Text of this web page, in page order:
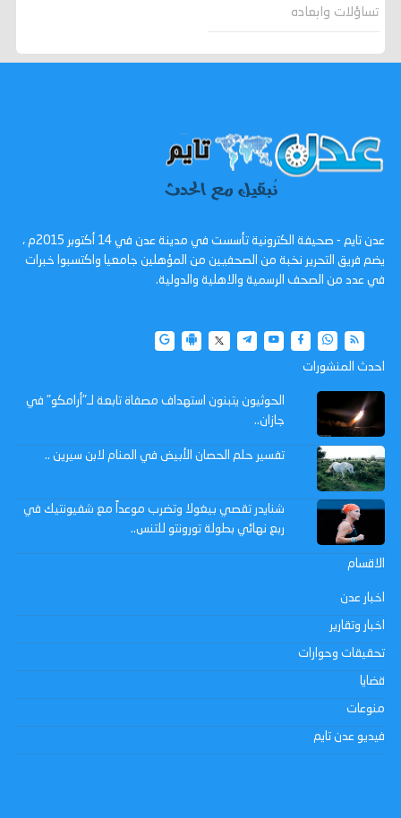
تساؤلات وابعاده
عدن تايم - صحيفة الكترونية تأسست في مدينة عدن في 14 أكتوبر 2015م ،
يضم فريق التحرير نخبة من الصحفيين من المؤهلين جامعيا واكتسبوا خبرات
في عدد من الصحف الرسمية والاهلية والدولية.
احدث المنشورات
الحوثيون يتبنون استهداف مصفاة تابعة لـ"أرامكو" في
جازان..
تفسير حلم الحصان الأبيض في المنام لابن سيرين ..
شنايدر تقصي بيغولا وتضرب موعداً مع شفيونتيك في
ربع نهائي بطولة تورونتو للتنس..
الاقسام
اخبار عدن
اخبار وتقارير
تحقيقات وحوارات
قضايا
منوعات
فيديو عدن تايم